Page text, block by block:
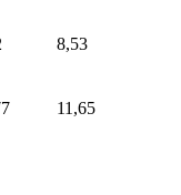
8,53
11,65